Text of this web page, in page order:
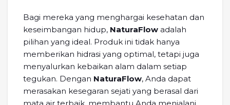
Bagi mereka yang menghargai kesehatan dan
keseimbangan hidup, NaturaFlow adalah
pilihan yang ideal. Produk ini tidak hanya
memberikan hidrasi yang optimal, tetapi juga
menyalurkan kebaikan alam dalam setiap
tegukan. Dengan NaturaFlow, Anda dapat
merasakan kesegaran sejati yang berasal dari